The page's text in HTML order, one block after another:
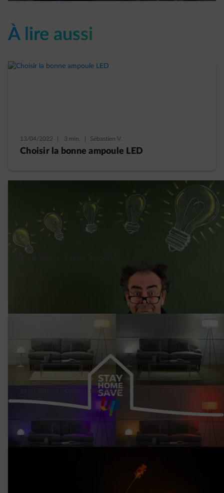
À lire aussi
13/04/2022 3 min. Sébastien V.
Choisir la bonne ampoule LED
Petites histoires insolites à propos de
Sébastien V.
Quelle ampoule LED installer dans quelle